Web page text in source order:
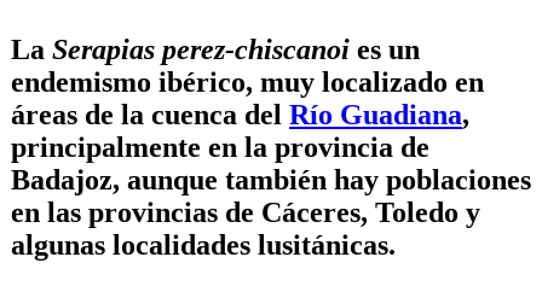
La Serapias perez-chiscanoi es un
endemismo ibérico, muy localizado en
áreas de la cuenca del Río Guadiana,
principalmente en la provincia de
Badajoz, aunque también hay poblaciones
en las provincias de Cáceres, Toledo y
algunas localidades lusitánicas.